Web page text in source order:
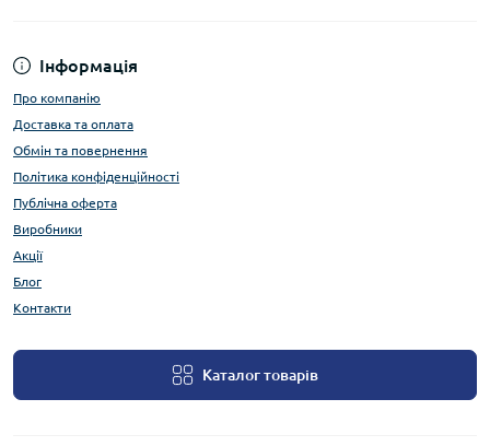
Інформація
Про компанію
Доставка та оплата
Обмін та повернення
Політика конфіденційності
Публічна оферта
Виробники
Акції
Блог
Контакти
Каталог товарів